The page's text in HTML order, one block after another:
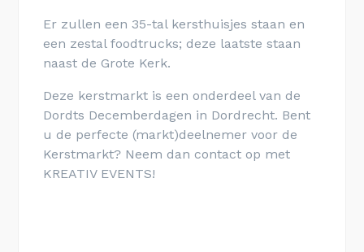
Er zullen een 35-tal kersthuisjes staan en
een zestal foodtrucks; deze laatste staan
naast de Grote Kerk.
Deze kerstmarkt is een onderdeel van de
Dordts Decemberdagen in Dordrecht. Bent
u de perfecte (markt)deelnemer voor de
Kerstmarkt? Neem dan contact op met
KREATIV EVENTS!